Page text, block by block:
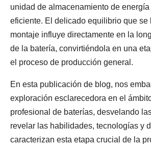
unidad de almacenamiento de
eficiente. El delicado equilibrio que se
montaje influye directamente en la
de la batería, convirtiéndola en una
el proceso de producción general.
En esta publicación de blog, nos
exploración esclarecedora en el
profesional de baterías, desvelando
revelar las habilidades, tecnologías y
caracterizan esta etapa crucial de la